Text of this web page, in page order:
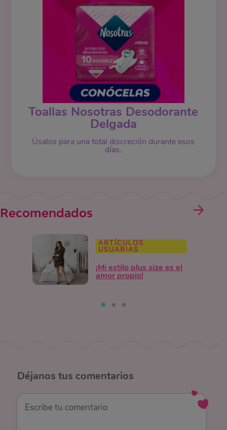
Toallas Nosotras Desodorante
Delgada
Úsalos para una total discreción durante esos
días.
Recomendados
ARTÍCULOS
USUARIAS
¡Mi estilo plus size es el
amor propio!
Déjanos tus comentarios